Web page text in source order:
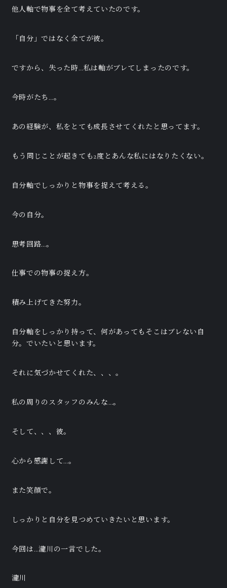
他人軸で物事を全て考えていたのです。
「自分」ではなく全てが彼。
ですから、失った時…私は軸がブレてしまったのです。
今時がたち…。
あの経験が、私をとても成長させてくれたと思ってます。
もう同じことが起きても2度とあんな私にはなりたくない。
自分軸でしっかりと物事を捉えて考える。
今の自分。
思考回路…。
仕事での物事の捉え方。
積み上げてきた努力。
自分軸をしっかり持って、何があってもそこはブレない自
分。でいたいと思います。
それに気づかせてくれた、、、。
私の周りのスタッフのみんな…。
そして、、、彼。
心から感謝して…。
また笑顔で。
しっかりと自分を見つめていきたいと思います。
今回は…瀧川の一言でした。
瀧川